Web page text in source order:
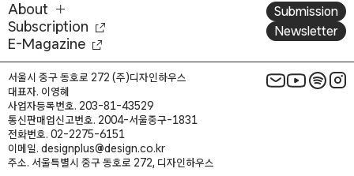
About
Subscription
E-Magazine
Submission
Newsletter
서울시 중구 동호로 272 (주)디자인하우스
대표자. 이영혜
사업자등록번호. 203-81-43529
통신판매업신고번호. 2004-서울중구-1831
전화번호. 02-2275-6151
이메일. designplus@design.co.kr
주소. 서울특별시 중구 동호로 272, 디자인하우스